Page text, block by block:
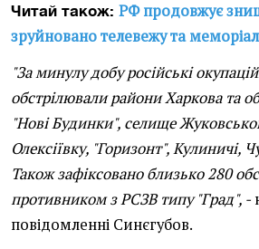
Читай також: РФ продовжує
зруйновано телевежу та меморіал
"За минулу добу російські
обстрілювали райони Харкова та
"Нові Будинки", селище
Олексіївку, "Горизонт", Кулиничі,
Також зафіксовано близько 280
противником з РСЗВ типу "Град", -
повідомленні Синєгубов.